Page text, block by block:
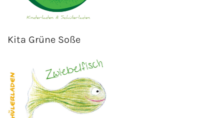
Kita Grüne Soße